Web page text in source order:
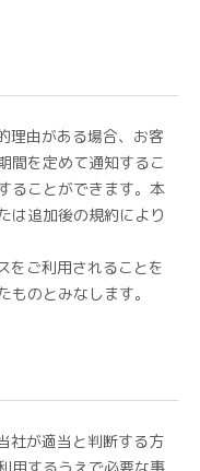
理由がある場合、お客
間を定めて通知するこ
ることができます。本
は追加後の規約により
をご利用されることを
のとみなします。
社が適当と判断する方